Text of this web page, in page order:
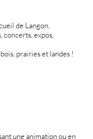
de Langon,
concerts, expos,
prairies et landes !
une animation ou en